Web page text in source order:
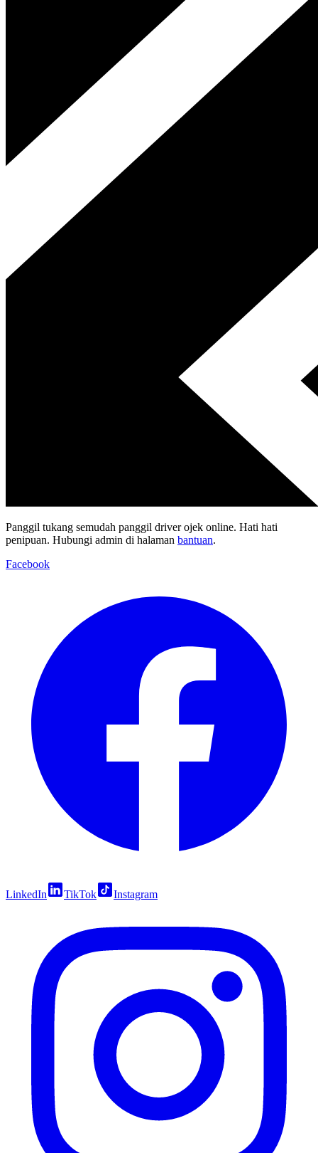
Panggil tukang semudah panggil driver ojek online. Hati hati
penipuan. Hubungi admin di halaman bantuan.
Facebook
LinkedIn TikTok Instagram